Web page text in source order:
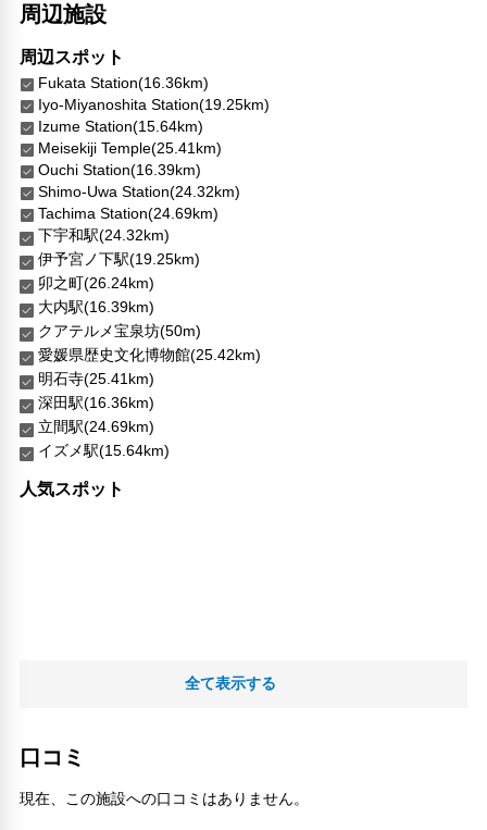
周辺施設
周辺スポット
Fukata Station(16.36km)
Iyo-Miyanoshita Station(19.25km)
Izume Station(15.64km)
Meisekiji Temple(25.41km)
Ouchi Station(16.39km)
Shimo-Uwa Station(24.32km)
Tachima Station(24.69km)
下宇和駅(24.32km)
伊予宮ノ下駅(19.25km)
卯之町(26.24km)
大内駅(16.39km)
クアテルメ宝泉坊(50m)
愛媛県歴史文化博物館(25.42km)
明石寺(25.41km)
深田駅(16.36km)
立間駅(24.69km)
イズメ駅(15.64km)
人気スポット
全て表示する
口コミ
現在、この施設への口コミはありません。